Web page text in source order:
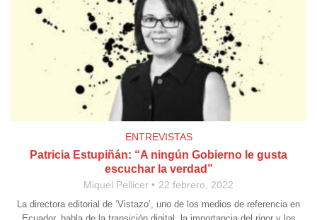
ENTREVISTAS
Patricia Estupiñán: “A ningún Gobierno le gusta
escuchar la verdad”
Miquel Pellicer 22 febrero, 2022
La directora editorial de ‘Vistazo’, uno de los medios de referencia en